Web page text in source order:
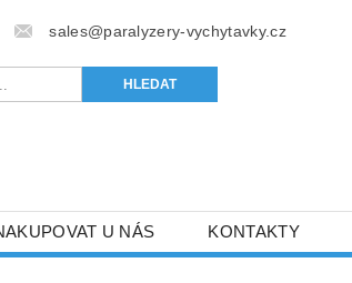
sales@paralyzery-vychytavky.cz
U NÁS KONTAKTY